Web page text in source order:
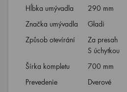
Hĺbka umývadla
290 mm
Značka umývadla
Gladi
Způsob otevírání
Za presah
S úchytkou
Šírka kompletu
700 mm
Prevedenie
Dverové